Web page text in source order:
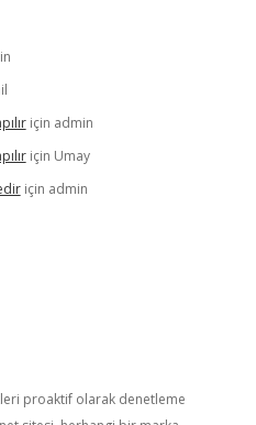
için admin
için Umay
için admin
proaktif olarak denetleme